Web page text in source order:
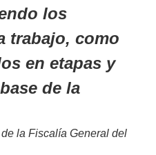
los
trabajo, como
en etapas y
de la
la Fiscalía General del